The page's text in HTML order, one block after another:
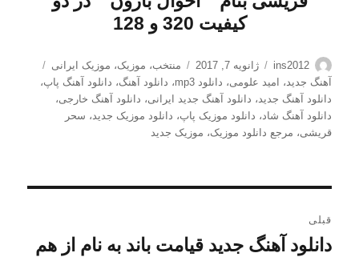
کیفیت 320 و 128
نویسنده
ins2012
ارسال
شده
در
ژانویه 7, 2017 دسته‌ها
منتخب، موزیک، موزیک ایرانی
آهنگ جدید، امید علومی، دانلود mp3 ، دانلود آهنگ، دانلود آهنگ پاپ،
دانلود آهنگ جدید، دانلود آهنگ جدید ایرانی، دانلود آهنگ خارجی،
دانلود آهنگ شاد، دانلود موزیک پاپ، دانلود موزیک جدید، سحر
قریشی، مرجع دانلود موزیک، موزیک جدید
نوشته
قبلی
نوشته
دانلود آهنگ جدید قیامت باند به نام از هم